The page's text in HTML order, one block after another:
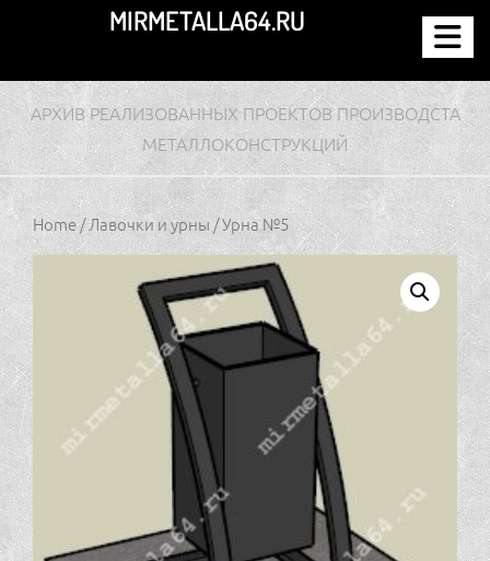
содержимому
MIRMETALLA64.RU
АРХИВ РЕАЛИЗОВАННЫХ ПРОЕКТОВ ПРОИЗВОДСТА
МЕТАЛЛОКОНСТРУКЦИЙ
Home/Лавочки и урны/ Урна №5